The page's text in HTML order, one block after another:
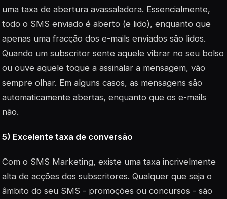
uma taxa de abertura avassaladora. Essencialmente,
todo o SMS enviado é aberto (e lido), enquanto que
apenas uma fracção dos e-mails enviados são lidos.
Quando um subscritor sente aquele vibrar no seu bolso
ou ouve aquele toque a assinalar a mensagem, vão
sempre olhar. Em alguns casos, as mensagens são
automaticamente abertas, enquanto que os e-mails
não.
5) Excelente taxa de conversão
Com o SMS Marketing, existe uma taxa incrivelmente
alta de acções dos subscritores. Qualquer que seja o
âmbito do seu SMS - promoções ou concursos - são